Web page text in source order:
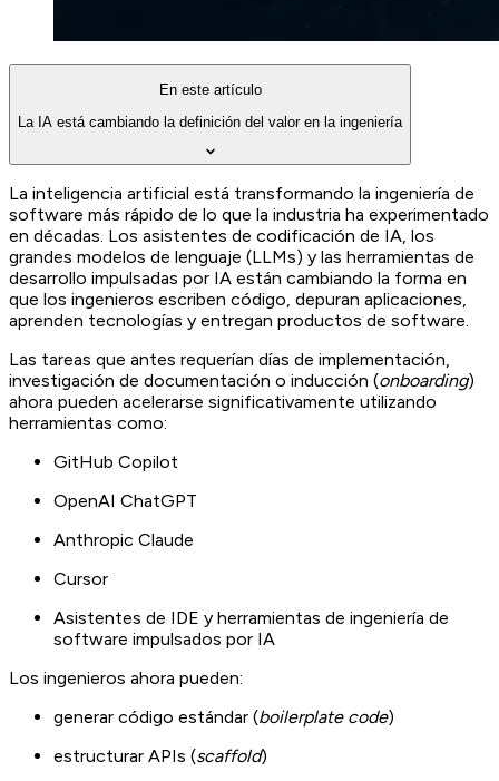
En este artículo
La IA está cambiando la definición del valor en la ingeniería
La inteligencia artificial está transformando la ingeniería de
software más rápido de lo que la industria ha experimentado
en décadas. Los asistentes de codificación de IA, los
grandes modelos de lenguaje (LLMs) y las herramientas de
desarrollo impulsadas por IA están cambiando la forma en
que los ingenieros escriben código, depuran aplicaciones,
aprenden tecnologías y entregan productos de software.
Las tareas que antes requerían días de implementación,
investigación de documentación o inducción (onboarding)
ahora pueden acelerarse significativamente utilizando
herramientas como:
GitHub Copilot
OpenAI ChatGPT
Anthropic Claude
Cursor
Asistentes de IDE y herramientas de ingeniería de
software impulsados por IA
Los ingenieros ahora pueden:
generar código estándar (boilerplate code)
estructurar APIs (scaffold)